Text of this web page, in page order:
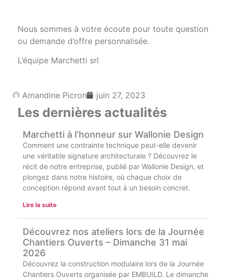
Nous sommes à votre écoute pour toute question
ou demande d’offre personnalisée.
L’équipe Marchetti srl
Amandine Picron juin 27, 2023
Les dernières actualités
Marchetti à l’honneur sur Wallonie Design
Comment une contrainte technique peut-elle devenir
une véritable signature architecturale ? Découvrez le
récit de notre entreprise, publié par Wallonie Design, et
plongez dans notre histoire, où chaque choix de
conception répond avant tout à un besoin concret.
Lire la suite
Découvrez nos ateliers lors de la Journée
Chantiers Ouverts – Dimanche 31 mai
2026
Découvrez la construction modulaire lors de la Journée
Chantiers Ouverts organisée par EMBUILD. Le dimanche